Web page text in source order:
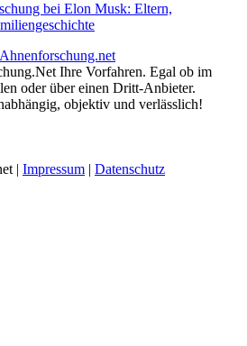
bei Elon Musk: Eltern,
Ihre Vorfahren. Egal ob im
oder über einen Dritt-Anbieter.
objektiv und verlässlich!
| Impressum | Datenschutz